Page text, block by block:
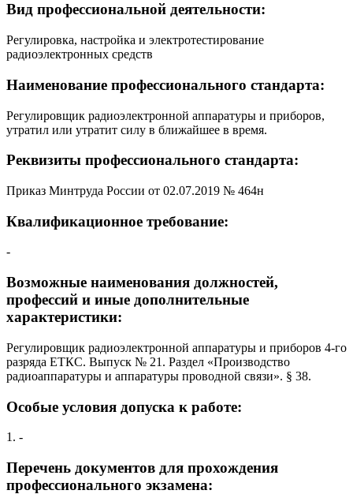
Вид профессиональной деятельности:
Регулировка, настройка и электротестирование
радиоэлектронных средств
Наименование профессионального стандарта:
Регулировщик радиоэлектронной аппаратуры и приборов,
утратил или утратит силу в ближайшее в время.
Реквизиты профессионального стандарта:
Приказ Минтруда России от 02.07.2019 № 464н
Квалификационное требование:
-
Возможные наименования должностей,
профессий и иные дополнительные
характеристики:
Регулировщик радиоэлектронной аппаратуры и приборов 4-го
разряда ЕТКС. Выпуск № 21. Раздел «Производство
радиоаппаратуры и аппаратуры проводной связи». § 38.
Особые условия допуска к работе:
1. -
Перечень документов для прохождения
профессионального экзамена: